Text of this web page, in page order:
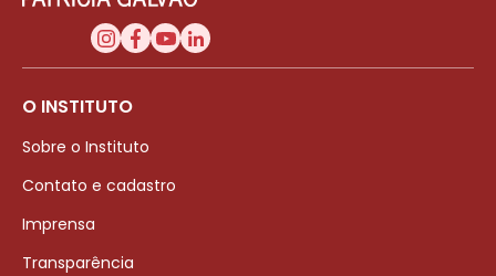
O INSTITUTO
Sobre o Instituto
Contato e cadastro
Imprensa
Transparência